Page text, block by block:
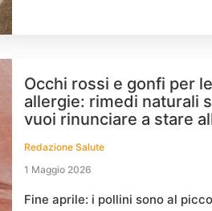
Occhi rossi e gonfi per le
allergie: rimedi naturali
vuoi rinunciare a stare
Redazione Salute
1 Maggio 2026
Fine aprile: i pollini sono al